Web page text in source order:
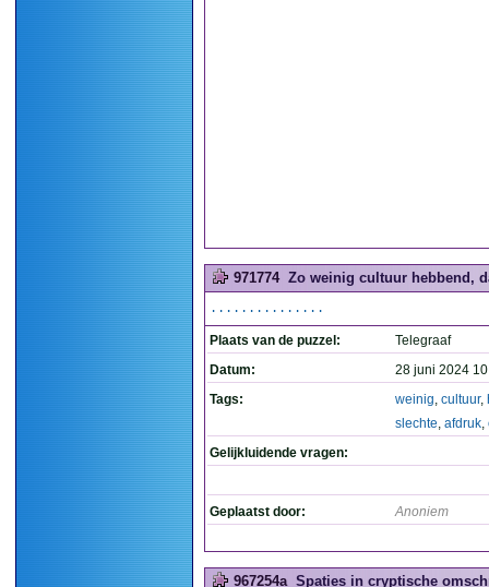
971774 Zo weinig cultuur hebbend,
...............
Plaats van de puzzel:
Telegraaf
Datum:
28 juni 2024
Tags:
weinig, cultuur,
slechte, afdruk,
Gelijkluidende vragen:
Geplaatst door: Anoniem
967254a Spaties in cryptische